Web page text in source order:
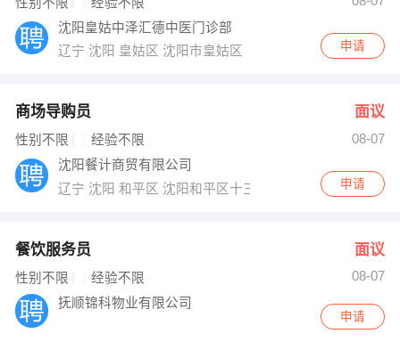
跟单
其他职位
沈阳皇姑中泽汇德中医门诊部
辽宁 沈阳 皇姑区 沈阳市皇姑区
申请
商场导购员 面议
性别不限 经验不限
08-07
沈阳餐计商贸有限公司
辽宁 沈阳 和平区 沈阳和平区十三纬路格林SOHO炊具交
申请
餐饮服务员 面议
性别不限 经验不限
08-07
抚顺锦科物业有限公司
申请